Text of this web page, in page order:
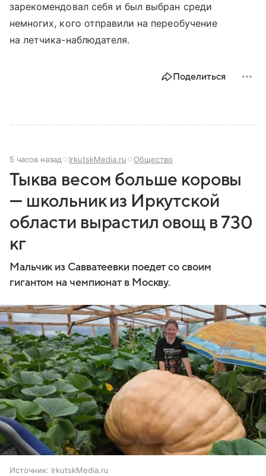
зарекомендовал себя и был выбран среди
немногих, кого отправили на переобучение
на летчика-наблюдателя.
Поделиться
5 часов назад IrkutskMedia.ru Общество
Тыква весом больше коровы
— школьник из Иркутской
области вырастил овощ в 730
кг
Мальчик из Савватеевки поедет со своим
гигантом на чемпионат в Москву.
Источник: IrkutskMedia.ru